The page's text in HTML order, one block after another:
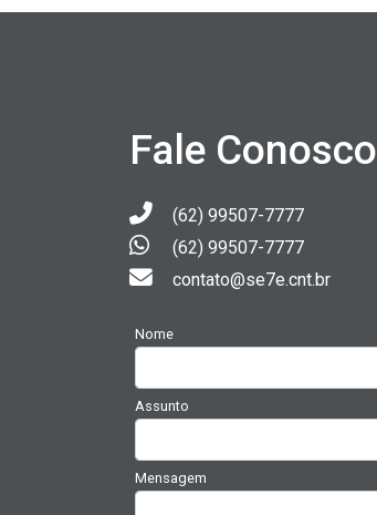
Fale Conosco
(62) 99507-7777
(62) 99507-7777
contato@se7e.cnt.br
Nome
Assunto
Mensagem